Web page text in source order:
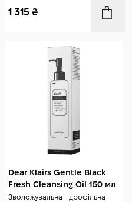
1 315 ₴
Dear Klairs Gentle Black
Fresh Cleansing Oil 150 мл
Зволожувальна гідрофільна